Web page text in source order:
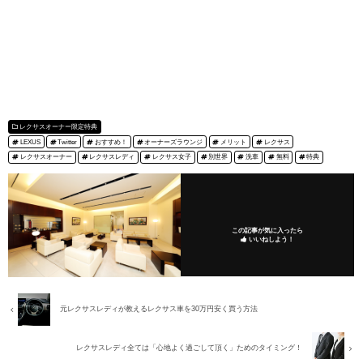
レクサスオーナー限定特典
LEXUS Twitter おすすめ！ オーナーズラウンジ メリット レクサス
レクサスオーナー レクサスレディ レクサス女子 別世界 洗車 無料 特典
この記事が気に入ったら
いいねしよう！
元レクサスレディが教えるレクサス車を30万円安く買う方法
レクサスレディ全ては「心地よく過ごして頂く」ためのタイミング！